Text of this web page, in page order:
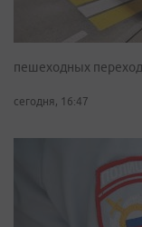
пешеходных
сегодня, 16:47